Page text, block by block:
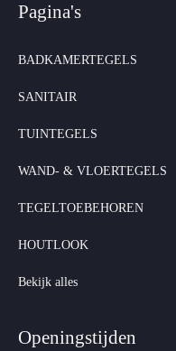
Pagina's
BADKAMERTEGELS
SANITAIR
TUINTEGELS
WAND- & VLOERTEGELS
TEGELTOEBEHOREN
HOUTLOOK
Bekijk alles
Openingstijden